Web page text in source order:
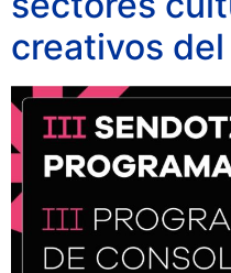
creativos del